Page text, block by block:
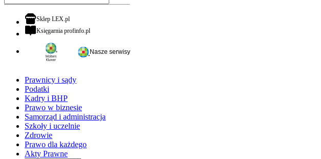
Sklep LEX.plotwiera się w nowej karcie
Księgarnia profinfo.plotwiera się w nowej karcie
Nasze serwisy
Prawnicy i sądy
Podatki
Kadry i BHP
Prawo w biznesie
Samorząd i administracja
Szkoły i uczelnie
Zdrowie
Prawo dla każdego
Akty Prawne